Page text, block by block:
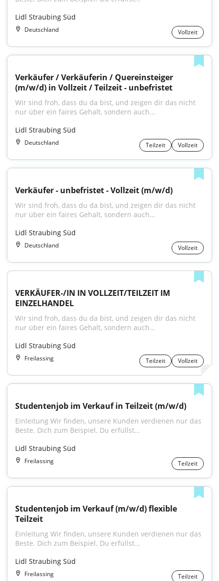
Lidl Straubing Süd
Deutschland Vollzeit
Verkäufer / Verkäuferin / Quereinsteiger
(m/w/d) in Vollzeit / Teilzeit - unbefristet
Wir sind froh, dass du da bist, und zeigen dir das nicht
nur über ein faires Gehalt, sondern auch...
Lidl Straubing Süd
Deutschland Teilzeit Vollzeit
Verkäufer - unbefristet - Vollzeit (m/w/d)
Wir sind froh, dass du da bist, und zeigen dir das nicht
nur über ein faires Gehalt, sondern auch...
Lidl Straubing Süd
Deutschland Vollzeit
VERKÄUFER-/IN IN VOLLZEIT/TEILZEIT IM
EINZELHANDEL
Wir sind froh, dass du da bist, und zeigen dir das nicht
nur über ein faires Gehalt, sondern auch...
Lidl Straubing Süd
Freilassing Teilzeit Vollzeit
Studentenjob im Verkauf in Teilzeit (m/w/d)
Einleitung Wir finden, unsere Kunden verdienen nur das
Beste. Dich zum Beispiel. Du erfüllst...
Lidl Straubing Süd
Freilassing Teilzeit
Studentenjob im Verkauf (m/w/d) flexible
Teilzeit
Einleitung Wir finden, unsere Kunden verdienen nur das
Beste. Dich zum Beispiel. Du erfüllst...
Lidl Straubing Süd
Freilassing Teilzeit